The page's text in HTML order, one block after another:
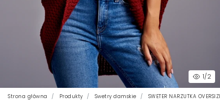
1/2
Strona główna Produkty Swetry damskie SWETER NARZUTKA